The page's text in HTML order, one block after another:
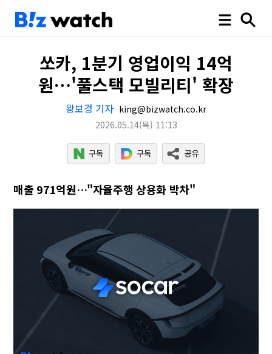
쏘카, 1분기 영업이익 14억
원…'풀스택 모빌리티' 확장
왕보경 기자 king@bizwatch.co.kr
2026.05.14(목) 11:13
매출 971억원…"자율주행 상용화 박차"